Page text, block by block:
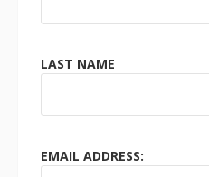
LAST NAME
EMAIL ADDRESS: